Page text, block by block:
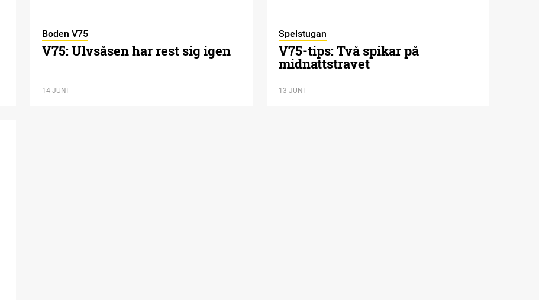
Boden V75
V75: Ulvsåsen har rest sig igen
14 JUNI
Spelstugan
V75-tips: Två spikar på
midnattstravet
13 JUNI